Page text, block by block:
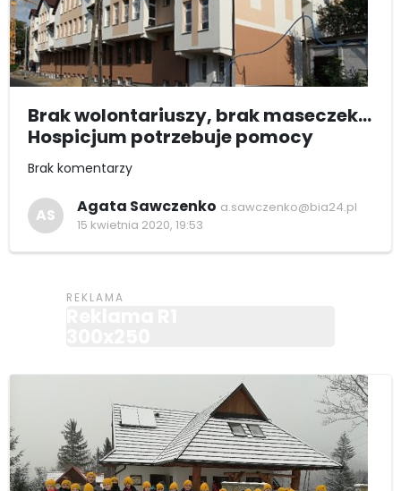
Brak wolontariuszy, brak maseczek...
Hospicjum potrzebuje pomocy
Brak komentarzy
AS Agata Sawczenko a.sawczenko@bia24.pl
15 kwietnia 2020, 19:53